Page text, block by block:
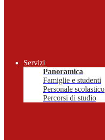
Servizi
Panoramica
Famiglie e studenti
Personale scolastico
Percorsi di studio